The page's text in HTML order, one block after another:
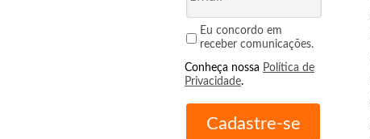
Eu concordo em
receber comunicações.
Conheça nossa Política de
Privacidade.